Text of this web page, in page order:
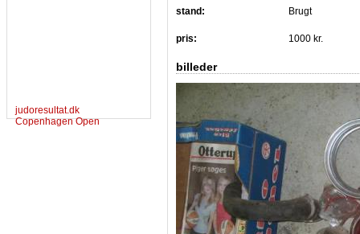
judoresultat.dk
Copenhagen Open
stand: Brugt
pris: 1000 kr.
billeder